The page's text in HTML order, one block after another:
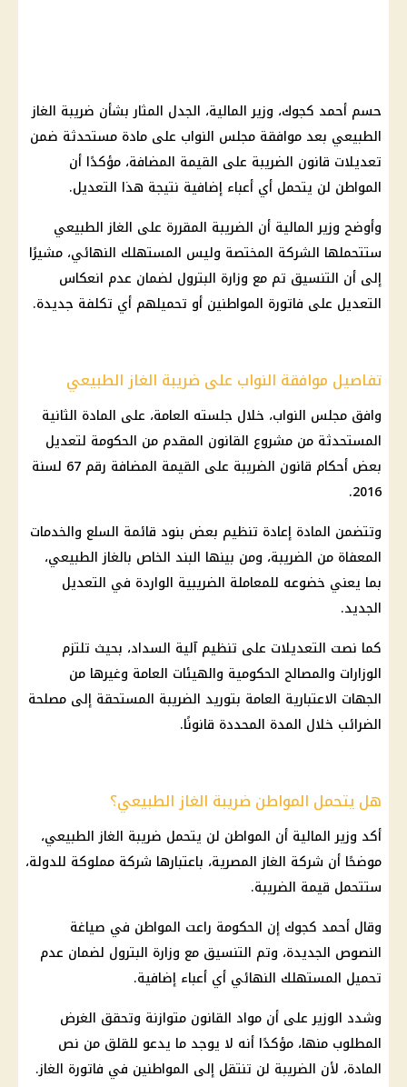
حسم أحمد كجوك، وزيرالمالية، الجدل المثار بشأن ضريبة الغاز
الطبيعي بعد موافقة مجلس النواب على مادة مستحدثة ضمن
تعديلات قانون الضريبة على القيمة المضافة، مؤكدًا أن
المواطن لن يتحمل أي أعباء إضافية نتيجة هذا التعديل.
وأوضح وزيرالمالية أن الضريبة المقررة على الغاز الطبيعي
ستتحملها الشركة المختصة وليس المستهلك النهائي، مشيرًا
إلى أن التنسيق تم مع وزارة البترول لضمان عدم انعكاس
التعديل على فاتورة المواطنين أو تحميلهم أي تكلفة جديدة.
تفاصيل موافقة النواب على ضريبة الغاز الطبيعي
وافق مجلس النواب، خلال جلسته العامة، على المادة الثانية
المستحدثة من مشروع القانون المقدم من الحكومة لتعديل
بعض أحكام قانون الضريبة على القيمة المضافة رقم 67 لسنة
2016.
وتتضمن المادة إعادة تنظيم بعض بنود قائمة السلع والخدمات
المعفاة من الضريبة، ومن بينها البند الخاص بالغاز الطبيعي،
بما يعني خضوعه للمعاملة الضريبية الواردة في التعديل
الجديد.
كما نصت التعديلات على تنظيم آلية السداد، بحيث تلتزم
الوزارات والمصالح الحكومية والهيئات العامة وغيرها من
الجهات الاعتبارية العامة بتوريد الضريبة المستحقة إلى مصلحة
الضرائب خلال المدة المحددة قانونًا.
هل يتحمل المواطن ضريبة الغاز الطبيعي؟
أكد وزيرالمالية أن المواطن لن يتحمل ضريبة الغاز الطبيعي،
موضحًا أن شركة الغاز المصرية، باعتبارها شركة مملوكة للدولة،
ستتحمل قيمة الضريبة.
وقال أحمد كجوك إن الحكومة راعت المواطن في صياغة
النصوص الجديدة، وتم التنسيق مع وزارة البترول لضمان عدم
تحميل المستهلك النهائي أي أعباء إضافية.
وشدد الوزير على أن مواد القانون متوازنة وتحقق الغرض
المطلوب منها، مؤكدًا أنه لا يوجد ما يدعو للقلق من نص
المادة، لأن الضريبة لن تنتقل إلى المواطنين في فاتورة الغاز.